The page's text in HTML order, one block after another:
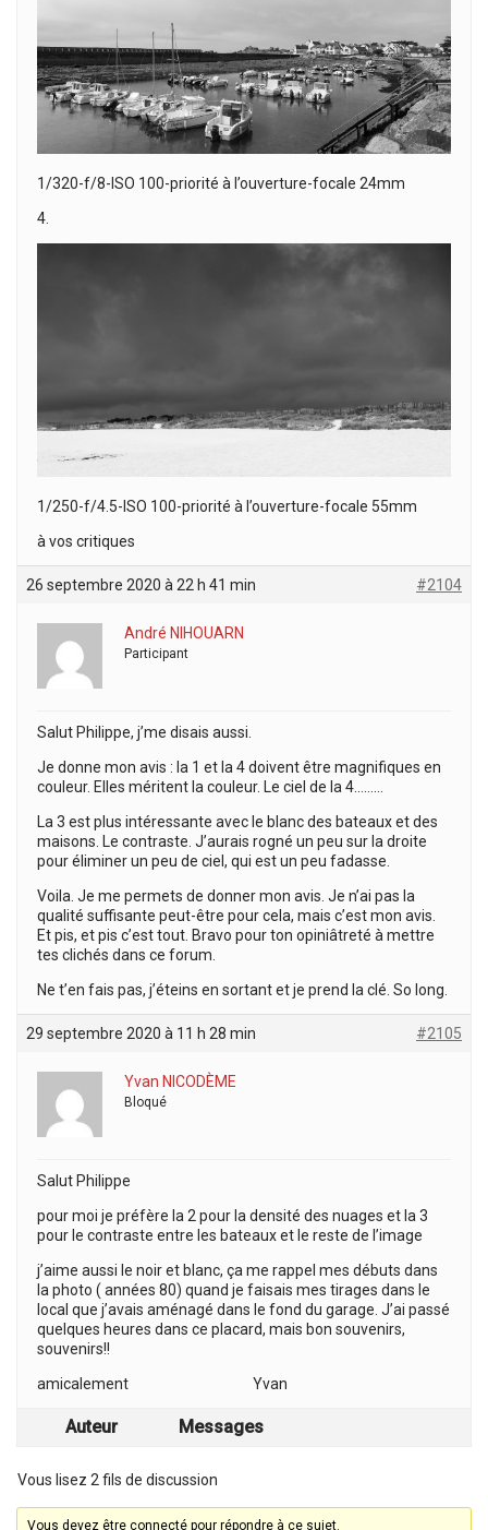
1/320-f/8-ISO 100-priorité à l’ouverture-focale 24mm
4.
1/250-f/4.5-ISO 100-priorité à l’ouverture-focale 55mm
à vos critiques
26 septembre 2020 à 22 h 41 min #2104
André NIHOUARN
Participant
Salut Philippe, j’me disais aussi.
Je donne mon avis : la 1 et la 4 doivent être magnifiques en
couleur. Elles méritent la couleur. Le ciel de la 4………
La 3 est plus intéressante avec le blanc des bateaux et des
maisons. Le contraste. J’aurais rogné un peu sur la droite
pour éliminer un peu de ciel, qui est un peu fadasse.
Voila. Je me permets de donner mon avis. Je n’ai pas la
qualité suffisante peut-être pour cela, mais c’est mon avis.
Et pis, et pis c’est tout. Bravo pour ton opiniâtreté à mettre
tes clichés dans ce forum.
Ne t’en fais pas, j’éteins en sortant et je prend la clé. So long.
29 septembre 2020 à 11 h 28 min #2105
Yvan NICODÈME
Bloqué
Salut Philippe
pour moi je préfère la 2 pour la densité des nuages et la 3
pour le contraste entre les bateaux et le reste de l’image
j’aime aussi le noir et blanc, ça me rappel mes débuts dans
la photo ( années 80) quand je faisais mes tirages dans le
local que j’avais aménagé dans le fond du garage. J’ai passé
quelques heures dans ce placard, mais bon souvenirs,
souvenirs!!
amicalement Yvan
Auteur Messages
Vous lisez 2 fils de discussion
Vous devez être connecté pour répondre à ce sujet.